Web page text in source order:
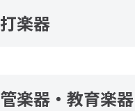
打楽器
管楽器・教育楽器